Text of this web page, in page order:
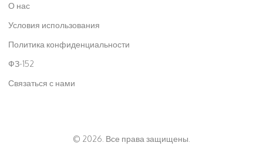
О нас
Условия использования
Политика конфиденциальности
ФЗ-152
Связаться с нами
© 2026. Все права защищены.